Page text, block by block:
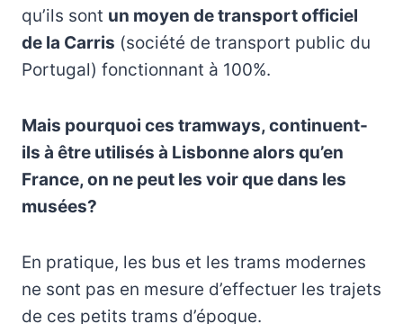
qu’ils sont un moyen de transport officiel
de la Carris (société de transport public du
Portugal) fonctionnant à 100%.
Mais pourquoi ces tramways, continuent-
ils à être utilisés à Lisbonne alors qu’en
France, on ne peut les voir que dans les
musées?
En pratique, les bus et les trams modernes
ne sont pas en mesure d’effectuer les trajets
de ces petits trams d’époque.